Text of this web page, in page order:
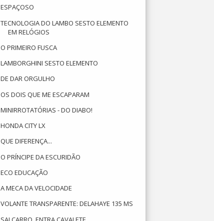
ESPAÇOSO
TECNOLOGIA DO LAMBO SESTO ELEMENTO
EM RELÓGIOS
O PRIMEIRO FUSCA
LAMBORGHINI SESTO ELEMENTO
DE DAR ORGULHO
OS DOIS QUE ME ESCAPARAM
MINIRROTATÓRIAS - DO DIABO!
HONDA CITY LX
QUE DIFERENÇA...
O PRÍNCIPE DA ESCURIDÃO
ECO EDUCAÇÃO
A MECA DA VELOCIDADE
VOLANTE TRANSPARENTE: DELAHAYE 135 MS